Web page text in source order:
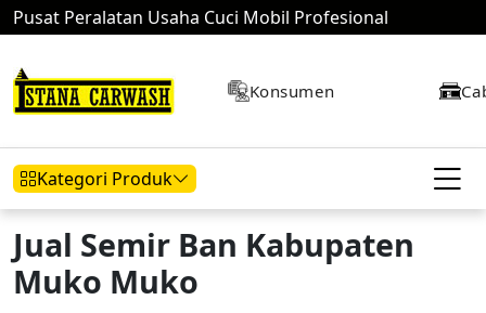
Pusat Peralatan Usaha Cuci Mobil Profesional
Konsumen
Kategori Produk
Hidrolik Mobil Hidrolik Motor
Jual Semir Ban Kabupaten
Muko Muko